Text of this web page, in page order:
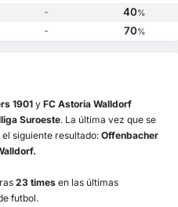
- 40%
- 70%
1901 y FC Astoria Walldorf
Suroeste. La última vez que se
siguiente resultado: Offenbacher
23 times en las últimas
futbol.